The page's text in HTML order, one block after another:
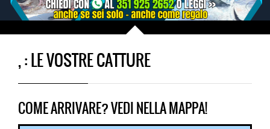
, : LE VOSTRE CATTURE
COME ARRIVARE? VEDI NELLA MAPPA!